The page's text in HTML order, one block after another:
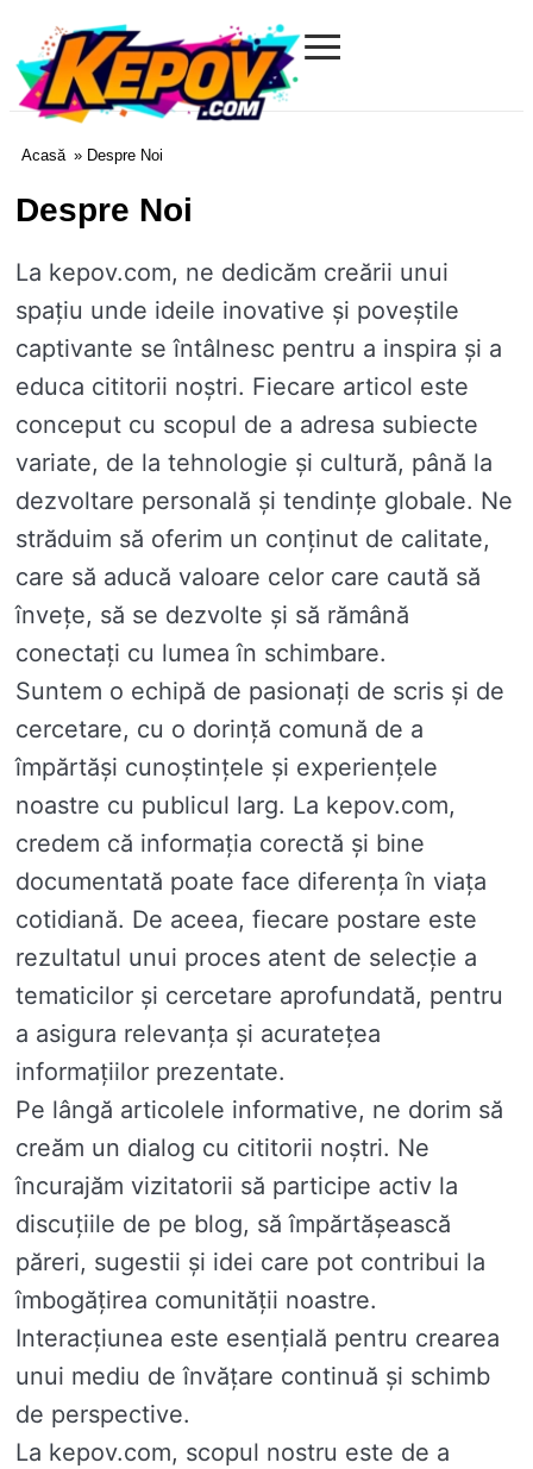
Kepov.com
≡
Acasă » Despre Noi
Despre Noi
La kepov.com, ne dedicăm creării unui
spațiu unde ideile inovative și poveștile
captivante se întâlnesc pentru a inspira și a
educa cititorii noștri. Fiecare articol este
conceput cu scopul de a adresa subiecte
variate, de la tehnologie și cultură, până la
dezvoltare personală și tendințe globale. Ne
străduim să oferim un conținut de calitate,
care să aducă valoare celor care caută să
învețe, să se dezvolte și să rămână
conectați cu lumea în schimbare.
Suntem o echipă de pasionați de scris și de
cercetare, cu o dorință comună de a
împărtăși cunoștințele și experiențele
noastre cu publicul larg. La kepov.com,
credem că informația corectă și bine
documentată poate face diferența în viața
cotidiană. De aceea, fiecare postare este
rezultatul unui proces atent de selecție a
tematicilor și cercetare aprofundată, pentru
a asigura relevanța și acuratețea
informațiilor prezentate.
Pe lângă articolele informative, ne dorim să
creăm un dialog cu cititorii noștri. Ne
încurajăm vizitatorii să participe activ la
discuțiile de pe blog, să împărtășească
păreri, sugestii și idei care pot contribui la
îmbogățirea comunității noastre.
Interacțiunea este esențială pentru crearea
unui mediu de învățare continuă și schimb
de perspective.
La kepov.com, scopul nostru este de a